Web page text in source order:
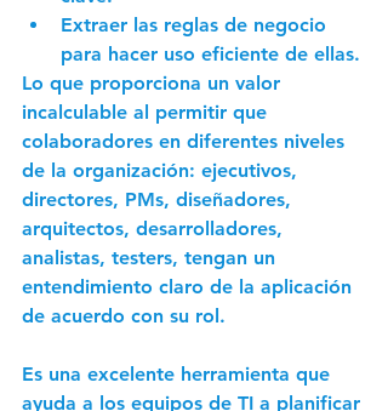
Extraer las reglas de negocio
para hacer uso eficiente de ellas.
Lo que proporciona un valor
incalculable al permitir que
colaboradores en diferentes niveles
de la organización: ejecutivos,
directores, PMs, diseñadores,
arquitectos, desarrolladores,
analistas, testers, tengan un
entendimiento claro de la aplicación
de acuerdo con su rol.
Es una excelente herramienta que
ayuda a los equipos de TI a planificar